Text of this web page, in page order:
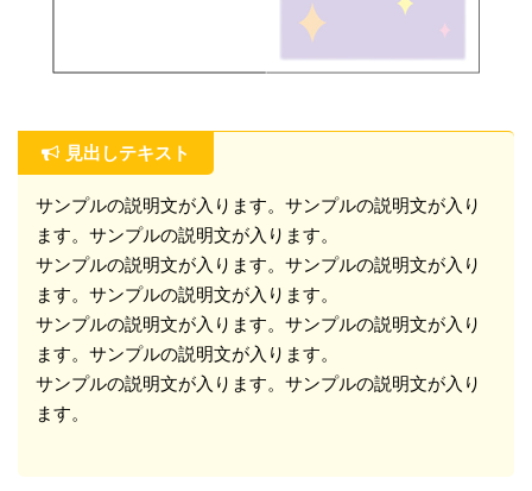
見出しテキスト
サンプルの説明文が入ります。サンプルの説明文が入り
ます。サンプルの説明文が入ります。
サンプルの説明文が入ります。サンプルの説明文が入り
ます。サンプルの説明文が入ります。
サンプルの説明文が入ります。サンプルの説明文が入り
ます。サンプルの説明文が入ります。
サンプルの説明文が入ります。サンプルの説明文が入り
ます。